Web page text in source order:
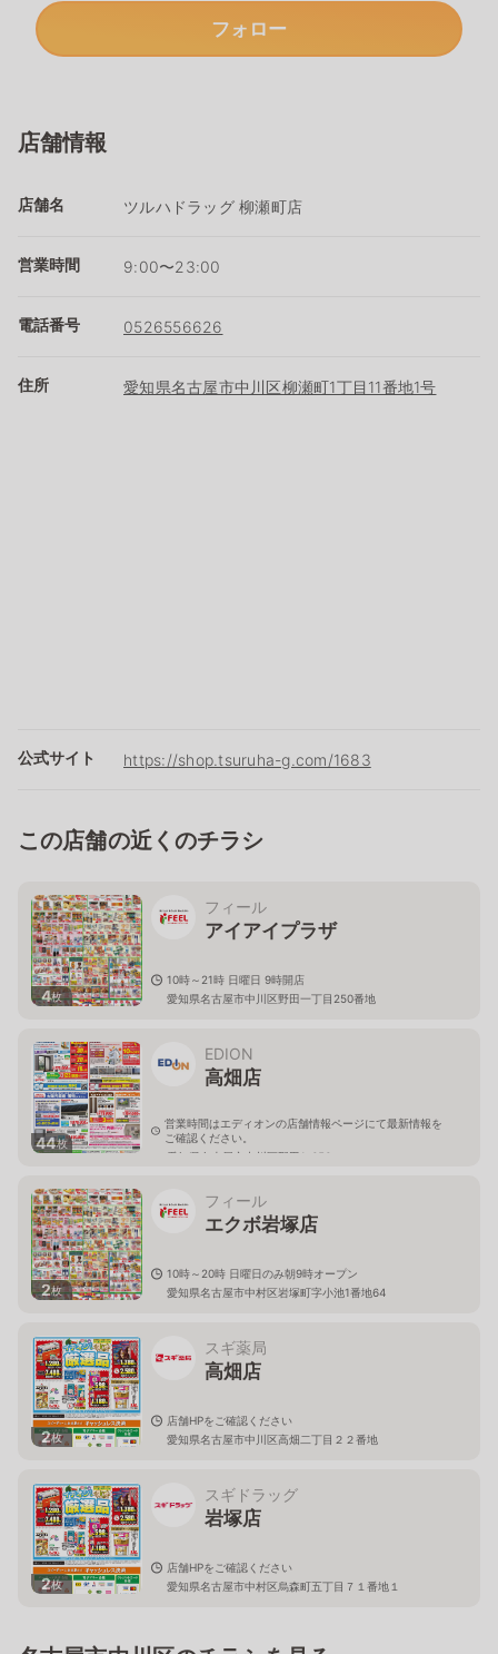
フォロー
店舗情報
店舗名 ツルハドラッグ 柳瀬町店
営業時間 9:00〜23:00
電話番号 0526556626
住所 愛知県名古屋市中川区柳瀬町1丁目11番地1号
公式サイト https://shop.tsuruha-g.com/1683
この店舗の近くのチラシ
4枚
フィール
アイアイプラザ
10時～21時 日曜日 9時開店
愛知県名古屋市中川区野田一丁目250番地
44枚
EDION
高畑店
営業時間はエディオンの店舗情報ページにて最新情報を
ご確認ください。
愛知県名古屋市中川区野田1-656
2枚
フィール
エクボ岩塚店
10時～20時 日曜日のみ朝9時オープン
愛知県名古屋市中村区岩塚町字小池1番地64
2枚
スギ薬局
高畑店
店舗HPをご確認ください
愛知県名古屋市中川区高畑二丁目２２番地
2枚
スギドラッグ
岩塚店
店舗HPをご確認ください
愛知県名古屋市中村区烏森町五丁目７１番地１